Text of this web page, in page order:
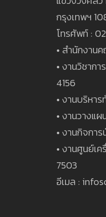
กรุงเทพฯ
โทรศัพท์ :
• สำนักงาน
• งานวิชาก
4156
• งานบริหา
• งานวางแ
• งานกิจกา
• งานศูนย์เ
7503
อีเมล :